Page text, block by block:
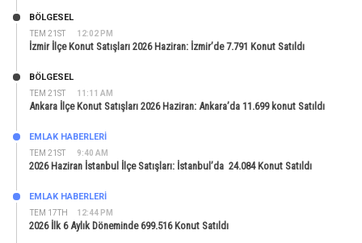
TEM 21ST 12:02 PM
BÖLGESEL
İzmir İlçe Konut Satışları 2026 Haziran: İzmir’de 7.791 Konut Satıldı
TEM 21ST 11:11 AM
BÖLGESEL
Ankara İlçe Konut Satışları 2026 Haziran: Ankara’da 11.699 konut Satıldı
TEM 21ST 9:40 AM
EMLAK HABERLERI
2026 Haziran İstanbul İlçe Satışları: İstanbul’da 24.084 Konut Satıldı
TEM 17TH 12:44 PM
EMLAK HABERLERI
2026 İlk 6 Aylık Döneminde 699.516 Konut Satıldı